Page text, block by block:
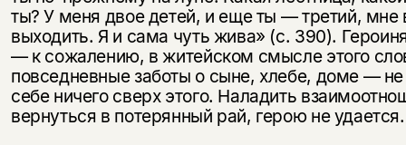
ты? У меня двое детей, и еще ты — третий, мне
выходить. Я и сама чуть жива» (с. 390).
— к сожалению, в житейском смысле этого
по­вседневные заботы о сыне, хлебе, доме — не
себе ничего сверх этого. На­ладить
вернуться в потерянный рай, герою не удается.